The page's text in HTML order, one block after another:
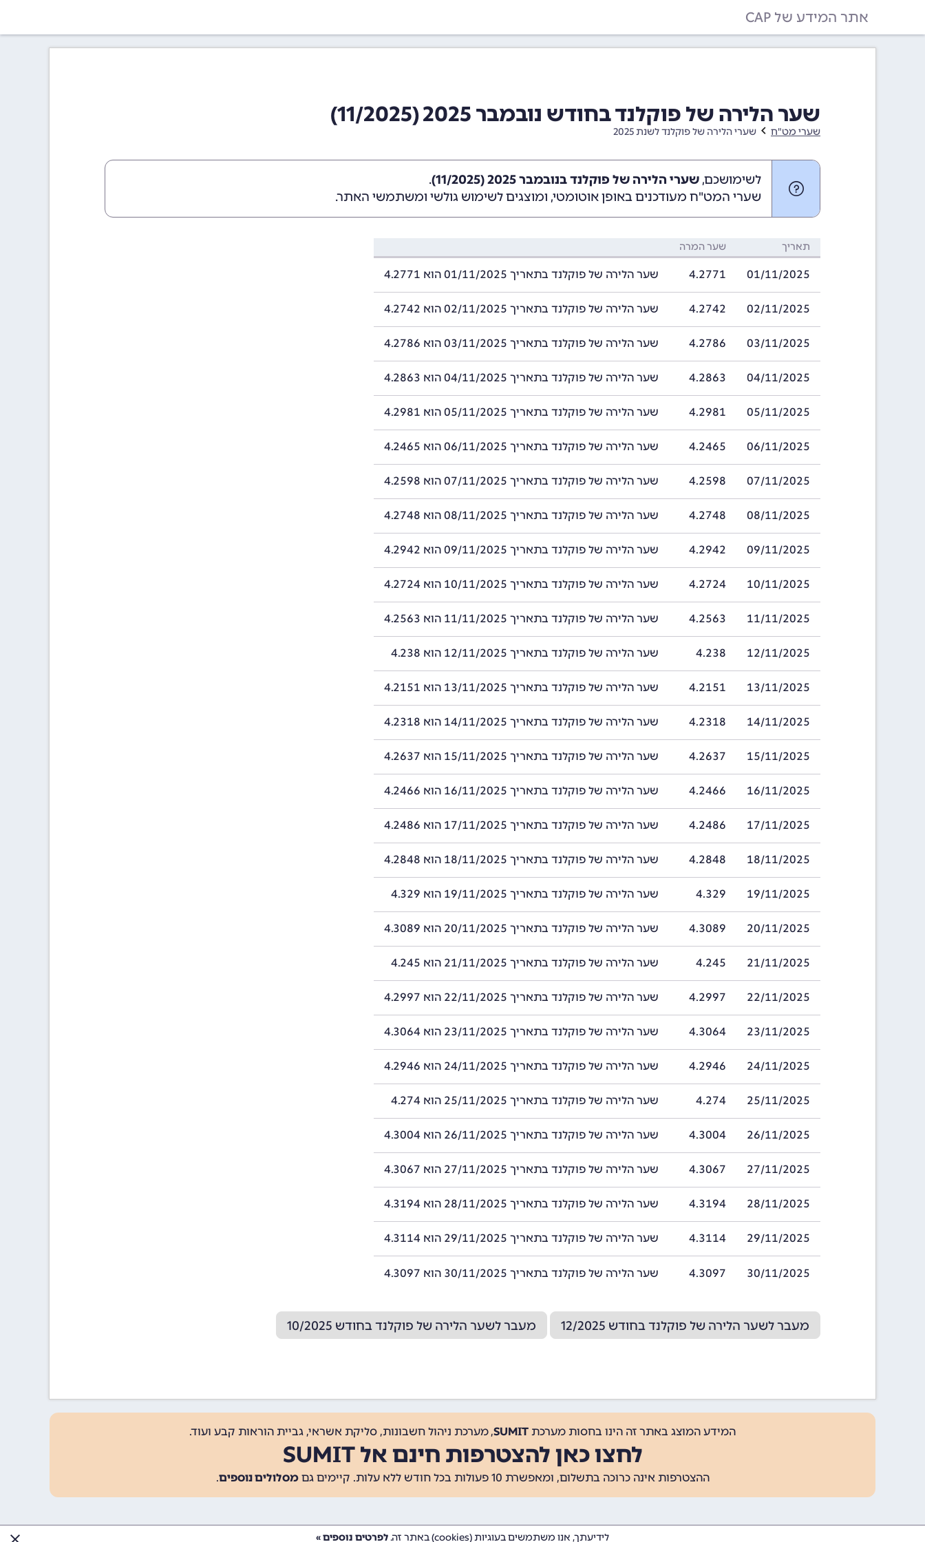
אתר המידע של CAP
שער הלירה של פוקלנד בחודש נובמבר 2025 (11/2025)
שערי מט"ח שערי הלירה של פוקלנד לשנת 2025
לשימושכם, שערי הלירה של פוקלנד בנובמבר 2025 (11/2025)
.
שערי המט"ח מעודכנים באופן אוטומטי, ומוצגים לשימוש גולשי ומשתמשי האתר.
תאריך שער המרה
01/11/2025
4.2771 שער הלירה של פוקלנד בתאריך 01/11/2025 הוא 4.2771
02/11/2025
4.2742 שער הלירה של פוקלנד בתאריך 02/11/2025 הוא 4.2742
03/11/2025
4.2786 שער הלירה של פוקלנד בתאריך 03/11/2025 הוא 4.2786
04/11/2025
4.2863 שער הלירה של פוקלנד בתאריך 04/11/2025 הוא 4.2863
05/11/2025
4.2981 שער הלירה של פוקלנד בתאריך 05/11/2025 הוא 4.2981
06/11/2025
4.2465 שער הלירה של פוקלנד בתאריך 06/11/2025 הוא 4.2465
07/11/2025
4.2598 שער הלירה של פוקלנד בתאריך 07/11/2025 הוא 4.2598
08/11/2025
4.2748 שער הלירה של פוקלנד בתאריך 08/11/2025 הוא 4.2748
09/11/2025
4.2942 שער הלירה של פוקלנד בתאריך 09/11/2025 הוא 4.2942
10/11/2025
4.2724 שער הלירה של פוקלנד בתאריך 10/11/2025 הוא 4.2724
11/11/2025
4.2563 שער הלירה של פוקלנד בתאריך 11/11/2025 הוא 4.2563
12/11/2025
4.238 שער הלירה של פוקלנד בתאריך 12/11/2025 הוא 4.238
13/11/2025
4.2151 שער הלירה של פוקלנד בתאריך 13/11/2025 הוא 4.2151
14/11/2025
4.2318 שער הלירה של פוקלנד בתאריך 14/11/2025 הוא 4.2318
15/11/2025
4.2637 שער הלירה של פוקלנד בתאריך 15/11/2025 הוא 4.2637
16/11/2025
4.2466 שער הלירה של פוקלנד בתאריך 16/11/2025 הוא 4.2466
17/11/2025
4.2486 שער הלירה של פוקלנד בתאריך 17/11/2025 הוא 4.2486
18/11/2025
4.2848 שער הלירה של פוקלנד בתאריך 18/11/2025 הוא 4.2848
19/11/2025
4.329 שער הלירה של פוקלנד בתאריך 19/11/2025 הוא 4.329
20/11/2025
4.3089 שער הלירה של פוקלנד בתאריך 20/11/2025 הוא 4.3089
21/11/2025
4.245 שער הלירה של פוקלנד בתאריך 21/11/2025 הוא 4.245
22/11/2025
4.2997 שער הלירה של פוקלנד בתאריך 22/11/2025 הוא 4.2997
23/11/2025
4.3064 שער הלירה של פוקלנד בתאריך 23/11/2025 הוא 4.3064
24/11/2025
4.2946 שער הלירה של פוקלנד בתאריך 24/11/2025 הוא 4.2946
25/11/2025
4.274 שער הלירה של פוקלנד בתאריך 25/11/2025 הוא 4.274
26/11/2025
4.3004 שער הלירה של פוקלנד בתאריך 26/11/2025 הוא 4.3004
27/11/2025
4.3067 שער הלירה של פוקלנד בתאריך 27/11/2025 הוא 4.3067
28/11/2025
4.3194 שער הלירה של פוקלנד בתאריך 28/11/2025 הוא 4.3194
29/11/2025
4.3114 שער הלירה של פוקלנד בתאריך 29/11/2025 הוא 4.3114
30/11/2025
4.3097 שער הלירה של פוקלנד בתאריך 30/11/2025 הוא 4.3097
מעבר לשער הלירה של פוקלנד בחודש 12/2025 מעבר לשער הלירה של פוקלנד בחודש 10/2025
המידע המוצג באתר זה הינו בחסות מערכת SUMIT, מערכת ניהול חשבונות, סליקת אשראי, גביית הוראות קבע ועוד.
לחצו כאן להצטרפות חינם אל SUMIT
ההצטרפות אינה כרוכה בתשלום, ומאפשרת 10 פעולות בכל חודש ללא עלות. קיימים גם מסלולים נוספים.
לידיעתך, אנו משתמשים בעוגיות (cookies) באתר זה. לפרטים נוספים »